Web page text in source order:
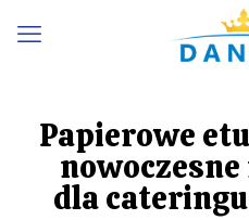
Papierowe
dla